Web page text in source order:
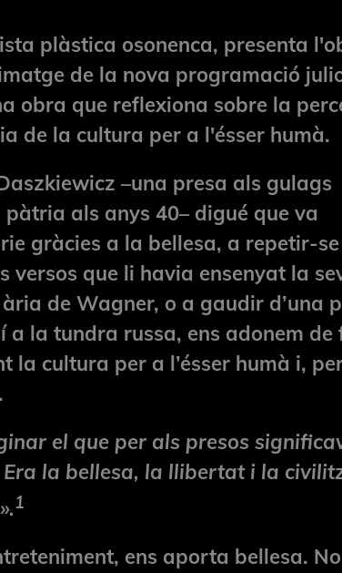
plàstica osonenca, presenta
de la nova programació
obra que reflexiona sobre la
de la cultura per a l'ésser humà.
–una presa als gulags
als anys 40– digué que va
gràcies a la bellesa, a repetir-
versos que li havia ensenyat la
de Wagner, o a gaudir d’una
a la tundra russa, ens adonem de
la cultura per a l’ésser humà i,
el que per als presos
la bellesa, la llibertat i la
1
ens aporta bellesa.